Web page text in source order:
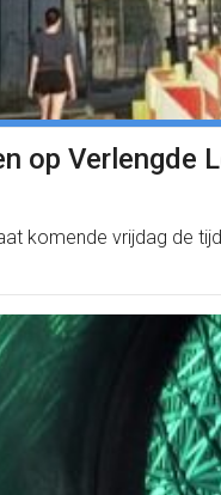
op Verlengde
komende vrijdag de